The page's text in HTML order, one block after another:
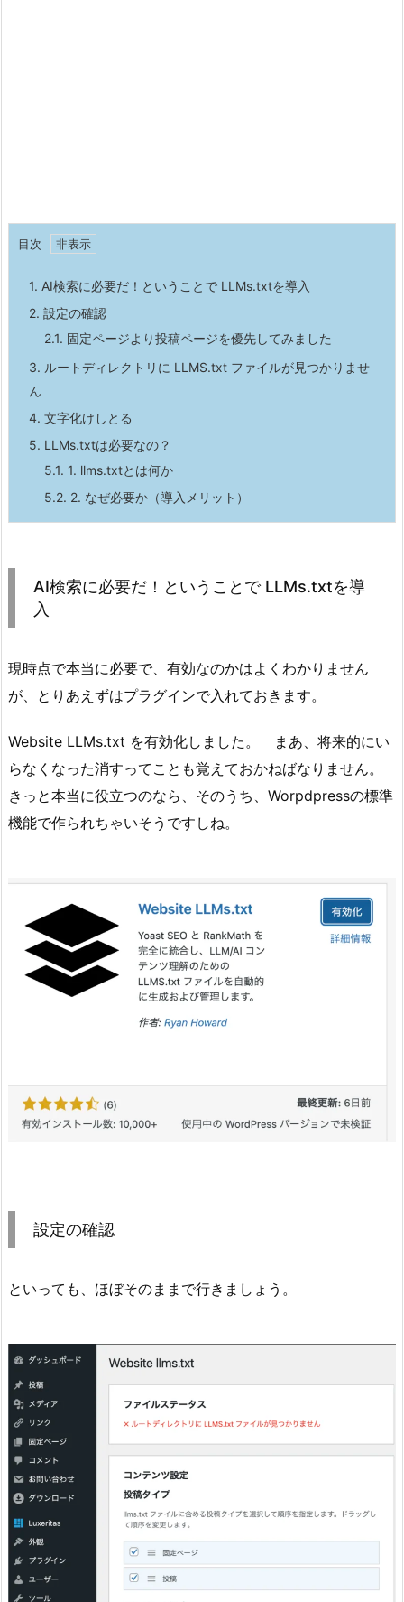
目次
1. AI検索に必要だ！ということで LLMs.txtを導入
2. 設定の確認
2.1. 固定ページより投稿ページを優先してみました
3. ルートディレクトリに LLMS.txt ファイルが見つかりませ
ん
4. 文字化けしとる
5. LLMs.txtは必要なの？
5.1. 1. llms.txtとは何か
5.2. 2. なぜ必要か（導入メリット）
AI検索に必要だ！ということで LLMs.txtを導
入
現時点で本当に必要で、有効なのかはよくわかりません
が、とりあえずはプラグインで入れておきます。
Website LLMs.txt を有効化しました。 まあ、将来的にい
らなくなった消すってことも覚えておかねばなりません。
きっと本当に役立つのなら、そのうち、Worpdpressの標準
機能で作られちゃいそうですしね。
設定の確認
といっても、ほぼそのままで行きましょう。